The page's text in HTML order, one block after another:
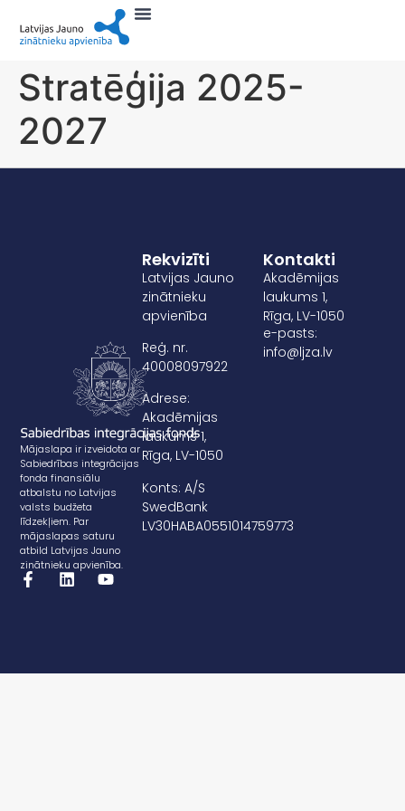
Stratēģija 2025-
2027
Mājaslapa ir izveidota ar
Sabiedrības integrācijas
fonda finansiālu
atbalstu no Latvijas
valsts budžeta
līdzekļiem. Par
mājaslapas saturu
atbild Latvijas Jauno
zinātnieku apvienība.
Rekvizīti
Latvijas Jauno
zinātnieku
apvienība
Reģ. nr.
40008097922
Adrese:
Akadēmijas
laukums 1,
Rīga, LV-1050
Konts: A/S
SwedBank
LV30HABA0551014759773
Kontakti
Akadēmijas
laukums 1,
Rīga, LV-1050
e-pasts:
info@ljza.lv